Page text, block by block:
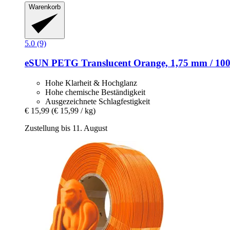
Warenkorb
5.0 (9)
eSUN PETG Translucent Orange, 1,75 mm /
Hohe Klarheit & Hochglanz
Hohe chemische Beständigkeit
Ausgezeichnete Schlagfestigkeit
€ 15,99 (€ 15,99 / kg)
Zustellung bis 11. August